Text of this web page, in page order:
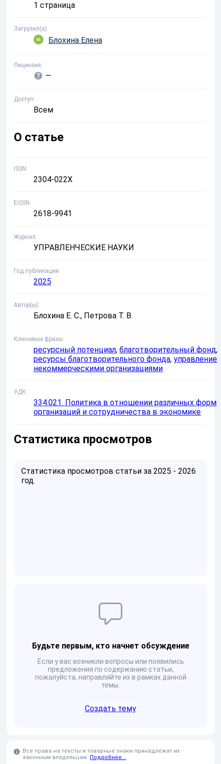
1 страница
Загрузил(а)
Блохина Елена
Лицензия
—
Доступ
Всем
О статье
ISSN
2304-022X
EISSN
2618-9941
Журнал
УПРАВЛЕНЧЕСКИЕ НАУКИ
Год публикации
2025
Автор(ы)
Блохина Е. С., Петрова Т. В.
Ключевые фразы
ресурсный потенциал, благотворительный фонд,
ресурсы благотворительного фонда, управление
некоммерческими организациями
УДК
334.021. Политика в отношении различных форм
организаций и сотрудничества в экономике
Статистика просмотров
Статистика просмотров статьи за 2025 - 2026
год.
Будьте первым, кто начнет обсуждение
Если у вас возникли вопросы или появились
предложения по содержанию статьи,
пожалуйста, направляйте их в рамках данной
темы.
Создать тему
Все права на тексты и товарные знаки принадлежат их
законным владельцам. Подробнее...